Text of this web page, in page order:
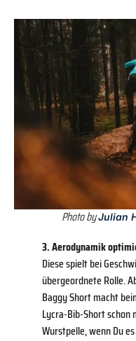
Photo byJulian
3. Aerodynamik
Diese spielt bei
übergeordnete Rolle.
Baggy Short macht
Lycra-Bib-Short schon
Wurstpelle, wenn Du